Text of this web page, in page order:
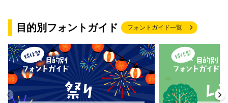
目的別フォントガイド フォントガイド一覧